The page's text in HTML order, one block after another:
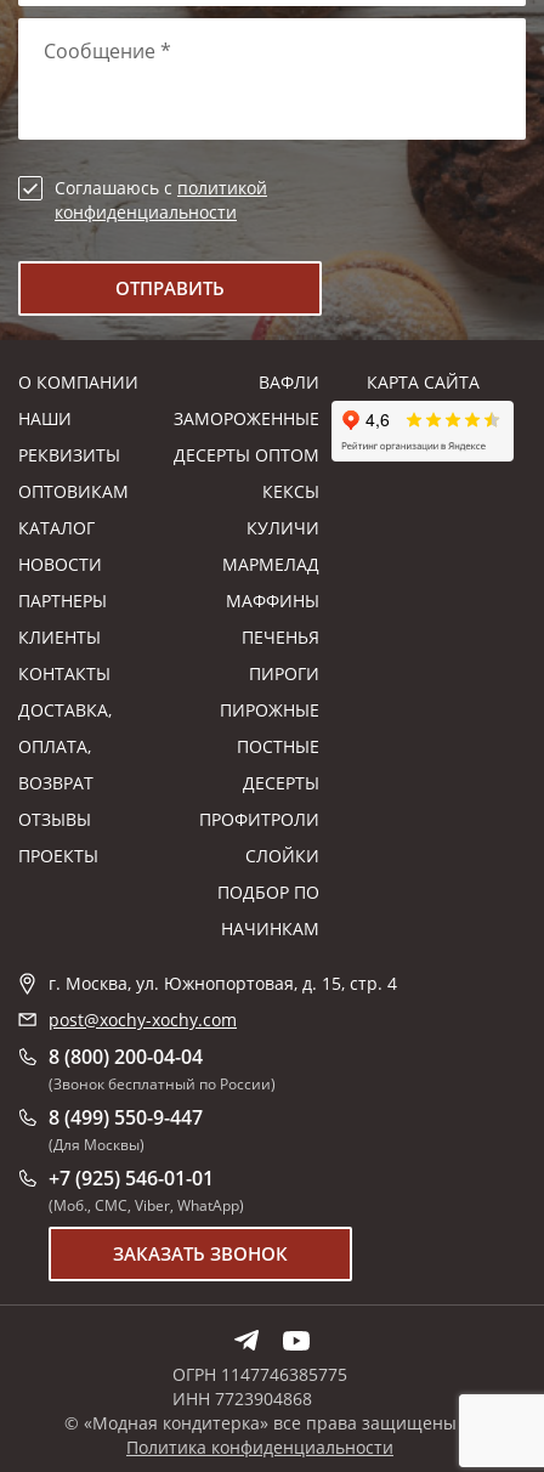
Сообщение *
Соглашаюсь с политикой
конфиденциальности
О КОМПАНИИ
НАШИ
РЕКВИЗИТЫ
ОПТОВИКАМ
КАТАЛОГ
НОВОСТИ
ПАРТНЕРЫ
КЛИЕНТЫ
КОНТАКТЫ
ДОСТАВКА,
ОПЛАТА,
ВОЗВРАТ
ОТЗЫВЫ
ПРОЕКТЫ
ВАФЛИ
ЗАМОРОЖЕННЫЕ
ДЕСЕРТЫ ОПТОМ
КЕКСЫ
КУЛИЧИ
МАРМЕЛАД
МАФФИНЫ
ПЕЧЕНЬЯ
ПИРОГИ
ПИРОЖНЫЕ
ПОСТНЫЕ
ДЕСЕРТЫ
ПРОФИТРОЛИ
СЛОЙКИ
ПОДБОР ПО
НАЧИНКАМ
КАРТА САЙТА
г. Москва, ул. Южнопортовая, д. 15, стр. 4
post@xochy-xochy.com
8 (800) 200-04-04
(Звонок бесплатный по России)
8 (499) 550-9-447
(Для Москвы)
+7 (925) 546-01-01
(Моб., СМС, Viber, WhatApp)
ЗАКАЗАТЬ ЗВОНОК
© «Модная кондитерка» все права защищены
Политика конфиденциальности
ОГРН 1147746385775
ИНН 7723904868